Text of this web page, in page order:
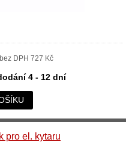
bez DPH 727 Kč
4 - 12 dní
pro el. kytaru